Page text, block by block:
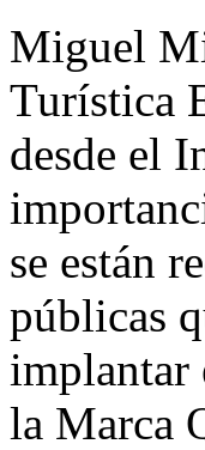
Miguel
Turística
desde el
se están
públicas
implantar
la Marca